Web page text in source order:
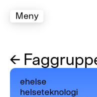
Meny
←
ehelse
helseteknologi